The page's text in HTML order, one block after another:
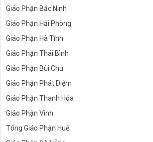
Giáo Phận Bắc Ninh
Giáo Phận Hải Phòng
Giáo Phận Hà Tĩnh
Giáo Phận Thái Bình
Giáo Phận Bùi Chu
Giáo Phận Phát Diệm
Giáo Phận Thanh Hóa
Giáo Phận Vinh
Tổng Giáo Phận Huế